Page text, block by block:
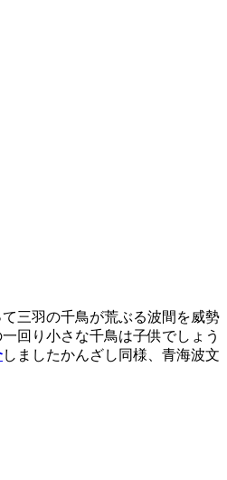
三羽の千鳥が荒ぶる波間を威勢
回り小さな千鳥は子供でしょう
しましたかんざし同様、青海波文